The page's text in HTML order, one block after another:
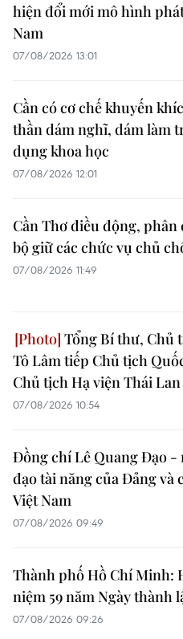
hiện đổi mới mô hình
Nam
07/08/2026 13:01
Cần có cơ chế khuyến
thần dám nghĩ, dám làm
dụng khoa học
07/08/2026 12:01
Cần Thơ điều động, phân
bộ giữ các chức vụ chủ
07/08/2026 11:49
Tổng Bí thư, Chủ
Tô Lâm tiếp Chủ tịch
Chủ tịch Hạ viện Thái Lan
07/08/2026 10:54
Đồng chí Lê Quang Đạo -
đạo tài năng của Đảng và
Việt Nam
07/08/2026 09:49
Thành phố Hồ Chí Minh:
niệm 59 năm Ngày thành
07/08/2026 09:26